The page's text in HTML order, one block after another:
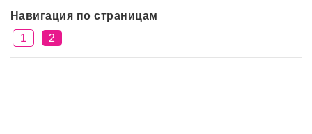
Навигация по страницам
1
2